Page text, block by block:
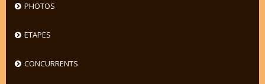
PHOTOS
ETAPES
CONCURRENTS